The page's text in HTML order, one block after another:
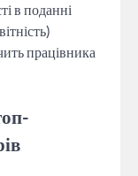
в поданні
працівника